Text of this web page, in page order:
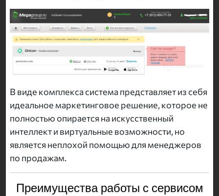
В виде комплекса система представляет из себя
идеальное маркетинговое решение, которое не
полностью опирается на искусственный
интеллект и виртуальные возможности, но
является неплохой помощью для менеджеров
по продажам.
Преимущества работы с сервисом